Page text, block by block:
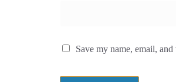
Save my name, email,